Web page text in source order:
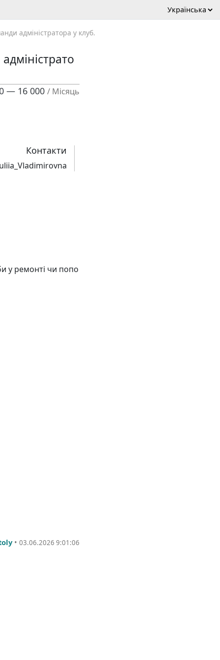
адміністратора у клуб.
— 16 000 / Місяць
Контакти
у ремонті чи попо
• 03.06.2026 9:01:06